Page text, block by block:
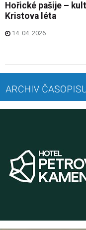
Hořické pašije –
Kristova léta
14. 04. 2026